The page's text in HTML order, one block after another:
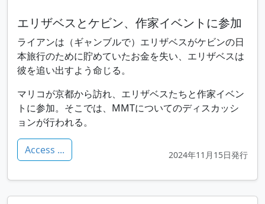
エリザベスとケビン、作家イベントに参加
ライアンは（ギャンブルで）エリザベスがケビンの日
本旅行のために貯めていたお金を失い、エリザベスは
彼を追い出すよう命じる。
マリコが京都から訪れ、エリザベスたちと作家イベン
トに参加。そこでは、MMTについてのディスカッシ
ョンが行われる。
Access ... 2024年11月15日発行